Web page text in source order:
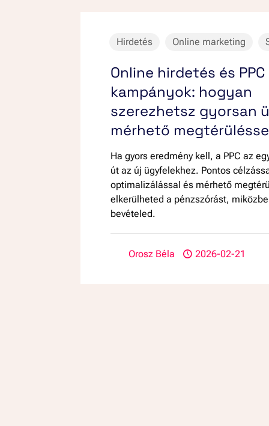
Hirdetés Online marketing
Online hirdetés és PPC
kampányok: hogyan
szerezhetsz gyorsan
mérhető
Ha gyors eredmény kell, a PPC az
út az új ügyfelekhez. Pontos
optimalizálással és mérhető
elkerülheted a pénzszórást,
bevételed.
Orosz Béla 2026-02-21